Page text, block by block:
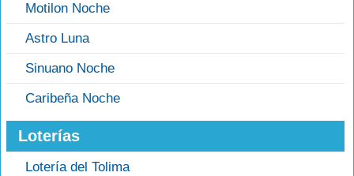
Motilon Noche
Astro Luna
Sinuano Noche
Caribeña Noche
Loterías
Lotería del Tolima